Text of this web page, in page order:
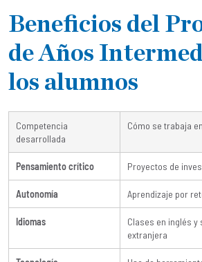
Beneficios del
de Años
los alumnos
Competencia
desarrollada
Cómo se trabaja
Pensamiento crítico Proyectos de
Autonomía Aprendizaje por
Idiomas
Clases en inglés y
extranjera